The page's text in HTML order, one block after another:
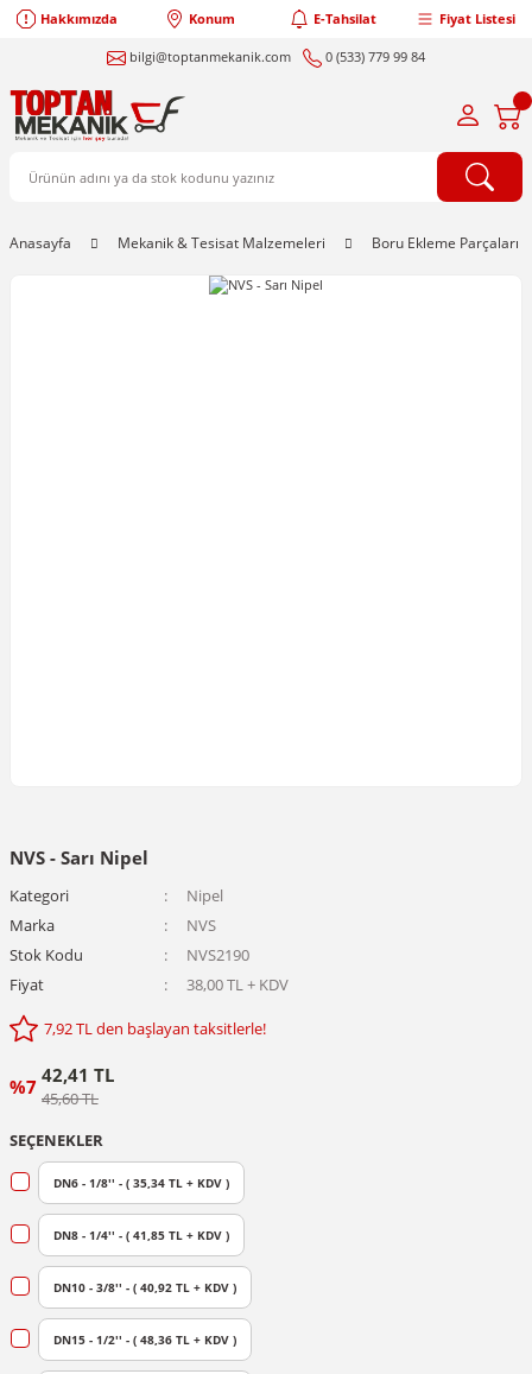
Hakkımızda Konum E-Tahsilat Fiyat Listesi
bilgi@toptanmekanik.com 0 (533) 779 99 84
Anasayfa Mekanik & Tesisat Malzemeleri Boru Ekleme Parçaları
NVS - Sarı Nipel
Kategori
Nipel
Marka
NVS
Stok Kodu
NVS2190
Fiyat
38,00 TL + KDV
7,92 TL den başlayan taksitlerle!
%7 42,41 TL
45,60 TL
SEÇENEKLER
DN6 - 1/8'' - ( 35,34 TL + KDV )
DN8 - 1/4'' - ( 41,85 TL + KDV )
DN10 - 3/8'' - ( 40,92 TL + KDV )
DN15 - 1/2'' - ( 48,36 TL + KDV )